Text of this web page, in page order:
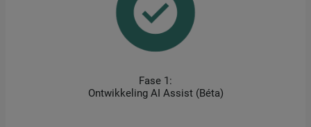
Fase 1:
Ontwikkeling AI Assist (Béta)